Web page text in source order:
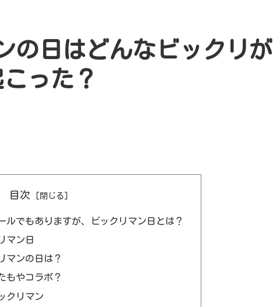
の日はどんなビックリが
った？
目次
ルでもありますが、ビックリマン日とは？
マン日
マンの日は？
もやコラボ？
クリマン